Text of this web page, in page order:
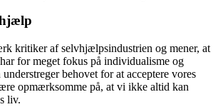
kritiker af selvhjælpsindustrien og mener, at
for meget fokus på individualisme og
behovet for at acceptere vores
opmærksomme på, at vi ikke altid kan
liv.